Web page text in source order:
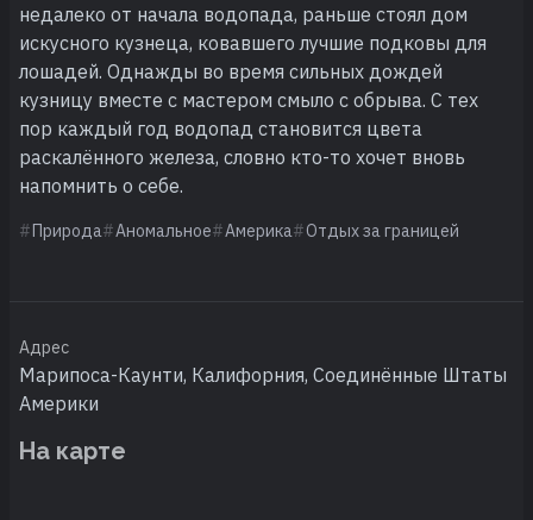
недалеко от начала водопада, раньше стоял дом
искусного кузнеца, ковавшего лучшие подковы для
лошадей. Однажды во время сильных дождей
кузницу вместе с мастером смыло с обрыва. С тех
пор каждый год водопад становится цвета
раскалённого железа, словно кто-то хочет вновь
напомнить о себе.
Природа Аномальное Америка Отдых за границей
Адрес
Марипоса-Каунти, Калифорния, Соединённые Штаты
Америки
На карте